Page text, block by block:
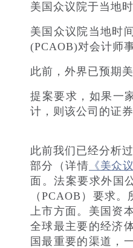
美国众议院于当地
美国众议院当地时
(PCAOB)对会计师
此前，外界已预期
提案要求，如果一
计，则该公司的证
此前我们已经分析
部分（详情 《美众
面。法案要求外国
（PCAOB）要求
上市方面。美国资
全球最主要的经济
国最重要的渠道，